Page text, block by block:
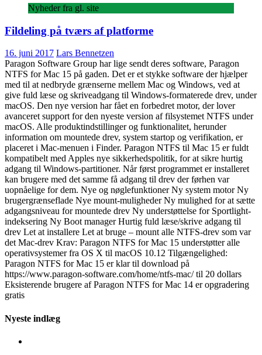
Nyheder fra gl. site
Fildeling på tværs af platforme
16. juni 2017 Lars Bennetzen
Paragon Software Group har lige sendt deres software, Paragon
NTFS for Mac 15 på gaden. Det er et stykke software der hjælper
med til at nedbryde grænserne mellem Mac og Windows, ved at
give fuld læse og skriveadgang til Windows-formaterede drev, under
macOS. Den nye version har fået en forbedret motor, der lover
avanceret support for den nyeste version af filsystemet NTFS under
macOS. Alle produktindstillinger og funktionalitet, herunder
information om mountede drev, system startop og verifikation, er
placeret i Mac-menuen i Finder. Paragon NTFS til Mac 15 er fuldt
kompatibelt med Apples nye sikkerhedspolitik, for at sikre hurtig
adgang til Windows-partitioner. Når først programmet er installeret
kan brugere med det samme få adgang til drev der førhen var
uopnåelige for dem. Nye og nøglefunktioner Ny system motor Ny
brugergrænseflade Nye mount-muligheder Ny mulighed for at sætte
adgangsniveau for mountede drev Ny understøttelse for Sportlight-
indeksering Ny Boot manager Hurtig fuld læse/skrive adgang til
drev Let at installere Let at bruge – mount alle NTFS-drev som var
det Mac-drev Krav: Paragon NTFS for Mac 15 understøtter alle
operativsystemer fra OS X til macOS 10.12 Tilgængelighed:
Paragon NTFS for Mac 15 er klar til download på
https://www.paragon-software.com/home/ntfs-mac/ til 20 dollars
Eksisterende brugere af Paragon NTFS for Mac 14 er opgradering
gratis
Nyeste indlæg